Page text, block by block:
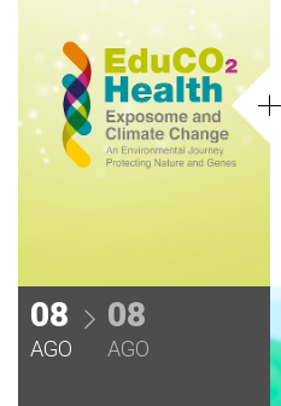
08
AGO
08
AGO